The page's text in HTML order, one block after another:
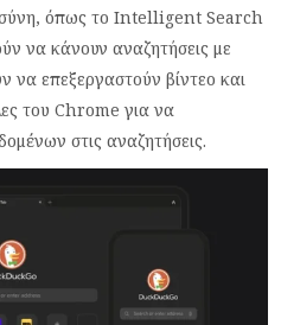
όπως το Intelligent Search
να κάνουν αναζητήσεις με
επεξεργαστούν βίντεο και
του Chrome για να
στις αναζητήσεις.